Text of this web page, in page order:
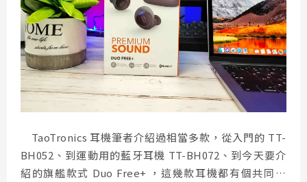
TaoTronics 耳機筆者介紹過相當多款，從入門的 TT-
BH052、到運動用的藍牙耳機 TT-BH072、到今天要介
紹的旗艦款式 Duo Free+ ，這幾款耳機都有個共同特